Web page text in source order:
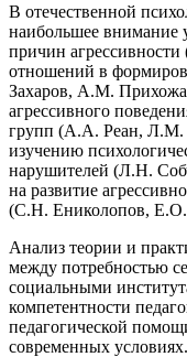
В отечественной
наибольшее внимание
причин
отношений в
Захаров, А.М.
агрессивного
групп (А.А. Реан, Л.М.
изучению
нарушителей (Л.Н.
на развитие
(С.Н. Ениколопов,
Анализ теории и
между потребностью
социальными
компетентности
педагогической
современных условиях.